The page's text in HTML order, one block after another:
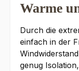
Warme
Durch die
einfach in der
genug